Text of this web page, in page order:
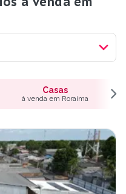
Casas
à venda em Roraima